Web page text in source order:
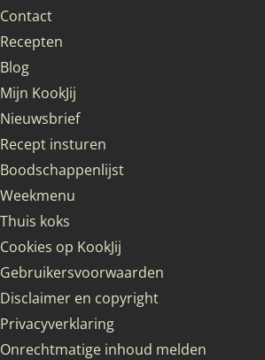
Contact
Recepten
Blog
Mijn KookJij
Nieuwsbrief
Recept insturen
Boodschappenlijst
Weekmenu
Thuis koks
Cookies op KookJij
Gebruikersvoorwaarden
Disclaimer en copyright
Privacyverklaring
Onrechtmatige inhoud melden